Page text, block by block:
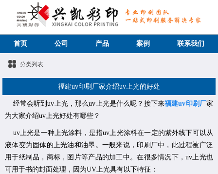
首页 公司 产品 案例 联系我们
分类列表
福建uv印刷厂家介绍uv上光的好处
经常会听到uv上光，那么uv上光是什么呢？接下来福建uv印刷厂家
为大家介绍uv上光好处有哪些？
uv上光是一种上光涂料，是指uv上光涂料在一定的紫外线下可以从
液体变为固体的上光油和油墨。一般来说，印刷厂中，此过程被广泛
用于纸制品，商标，图片等产品的加工中。在很多情况下，uv上光也
可用于书的封面处理，因为UV上光具有以下特征：